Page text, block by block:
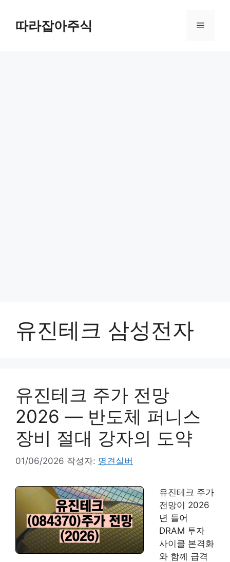
따라잡아주식 메
유진테크 삼성전자
유진테크 주가 전망
2026 — 반도체 퍼니스
장비 절대 강자의 도약
01/06/2026 작성자: 명견실버
유진테크 주가
전망이 2026
년 들어
DRAM 투자
사이클 본격화
와 함께 급격